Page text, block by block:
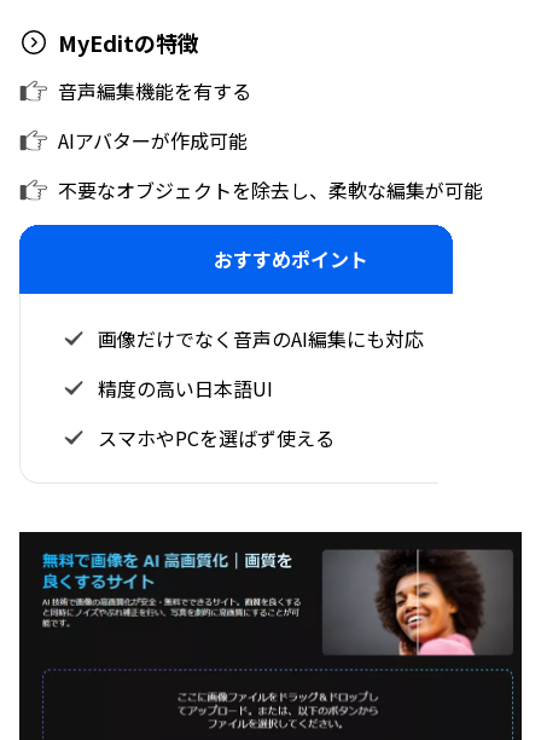
MyEditの特徴
音声編集機能を有する
AIアバターが作成可能
不要なオブジェクトを除去し、柔軟な編集が可能
おすすめポイント
画像だけでなく音声のAI編集にも対応
精度の高い日本語UI
スマホやPCを選ばず使える